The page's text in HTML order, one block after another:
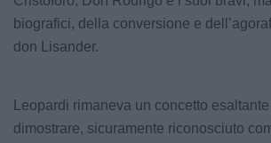
biografici, della conversione e
don Lisander.
Leopardi rimaneva un concetto
dimostrare, sicuramente riconosciuto